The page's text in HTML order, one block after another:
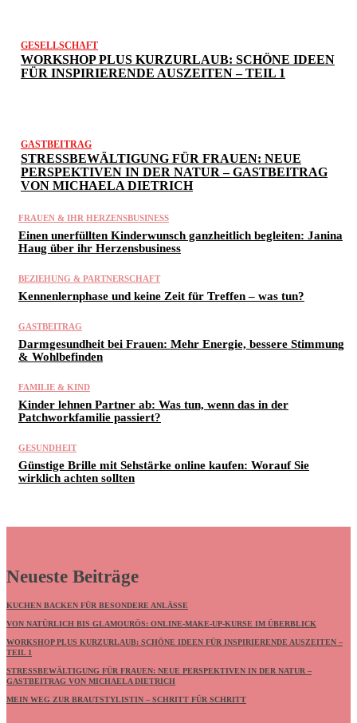
GESELLSCHAFT
WORKSHOP PLUS KURZURLAUB: SCHÖNE IDEEN
FÜR INSPIRIERENDE AUSZEITEN – TEIL 1
GASTBEITRAG
STRESSBEWÄLTIGUNG FÜR FRAUEN: NEUE
PERSPEKTIVEN IN DER NATUR – GASTBEITRAG
VON MICHAELA DIETRICH
FRAUEN & IHR HERZENSBUSINESS
Einen unerfüllten Kinderwunsch ganzheitlich begleiten: Janina
Haug über ihr Herzensbusiness
BEZIEHUNG & PARTNERSCHAFT
Kennenlernphase und keine Zeit für Treffen – was tun?
GASTBEITRAG
Darmgesundheit bei Frauen: Mehr Energie, bessere Stimmung
& Wohlbefinden
FAMILIE & KIND
Kinder lehnen Partner ab: Was tun, wenn das in der
Patchworkfamilie passiert?
GESUNDHEIT
Günstige Brille mit Sehstärke online kaufen: Worauf Sie
wirklich achten sollten
Neueste Beiträge
KUCHEN BACKEN FÜR BESONDERE ANLÄSSE
VON NATÜRLICH BIS GLAMOURÖS: ONLINE-MAKE-UP-KURSE IM ÜBERBLICK
WORKSHOP PLUS KURZURLAUB: SCHÖNE IDEEN FÜR INSPIRIERENDE AUSZEITEN –
TEIL 1
STRESSBEWÄLTIGUNG FÜR FRAUEN: NEUE PERSPEKTIVEN IN DER NATUR –
GASTBEITRAG VON MICHAELA DIETRICH
MEIN WEG ZUR BRAUTSTYLISTIN – SCHRITT FÜR SCHRITT